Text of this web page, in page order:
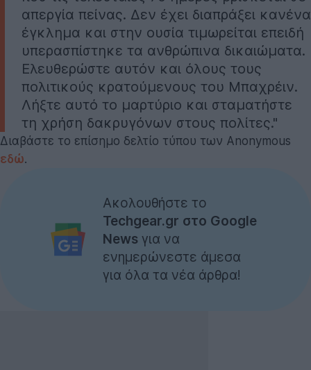
απεργία πείνας. Δεν έχει διαπράξει κανένα
έγκλημα και στην ουσία τιμωρείται επειδή
υπερασπίστηκε τα ανθρώπινα δικαιώματα.
Ελευθερώστε αυτόν και όλους τους
πολιτικούς κρατούμενους του Μπαχρέιν.
Λήξτε αυτό το μαρτύριο και σταματήστε
τη χρήση δακρυγόνων στους πολίτες."
Διαβάστε το επίσημο δελτίο τύπου των Anonymous
εδώ.
Ακολουθήστε το
Techgear.gr στο Google
News για να
ενημερώνεστε άμεσα
για όλα τα νέα άρθρα!